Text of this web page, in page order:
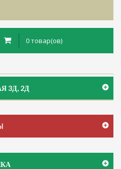
0 товар(ов)
3Д, 2Д